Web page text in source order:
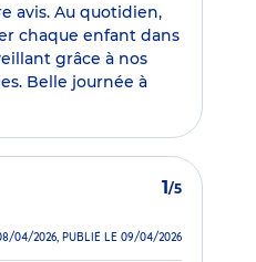
avis. Au quotidien,
chaque enfant dans
grâce à nos
Belle journée à
1/5
04/2026, PUBLIÉ LE 09/04/2026